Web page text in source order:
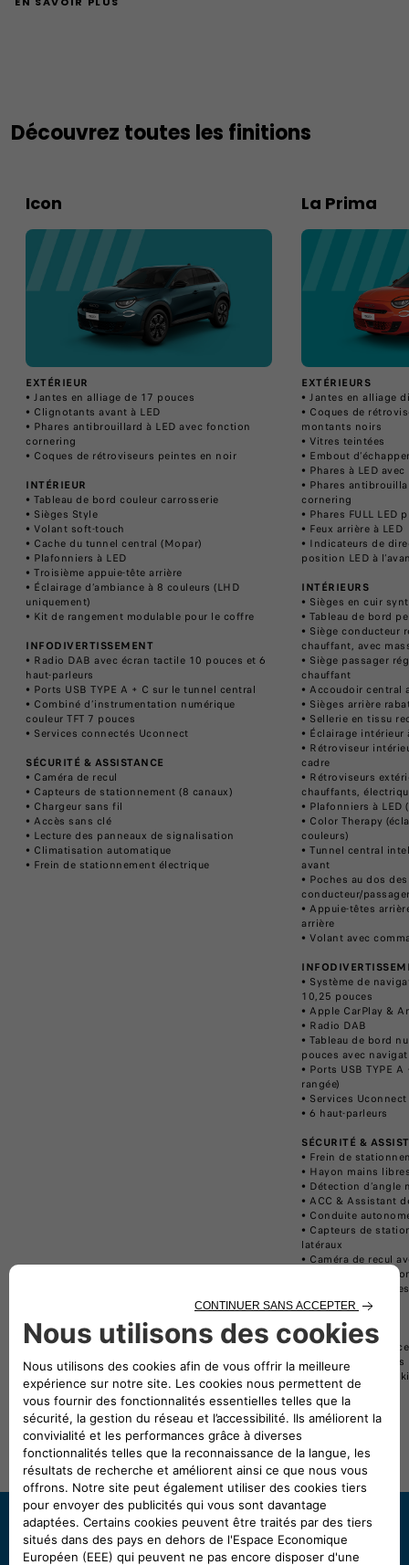
Découvrez toutes les finitions
Icon
EXTÉRIEUR
• Jantes en alliage de 17 pouces
• Clignotants avant à LED
• Phares antibrouillard à LED avec fonction
cornering
• Coques de rétroviseurs peintes en noir
INTÉRIEUR
• ​Tableau de bord couleur carrosserie
• ​Sièges Style
• Volant soft-touch
• Cache du tunnel central (Mopar)
• Plafonniers à LED​
• ​Troisième appuie-tête arrière
• Éclairage d’ambiance à 8 couleurs (LHD
uniquement)
• Kit de rangement modulable pour le coffre
INFODIVERTISSEMENT
• Radio DAB avec écran tactile 10 pouces et 6
haut-parleurs
• ​Ports USB TYPE A + C sur le tunnel central
• ​Combiné d’instrumentation numérique
couleur TFT 7 pouces
• Services connectés Uconnect
​SÉCURITÉ & ASSISTANCE
• Caméra de recul
• Capteurs de stationnement (8 canaux)
• Chargeur sans fil ​
• Accès sans clé
• ​Lecture des panneaux de signalisation
• Climatisation automatique
• Frein de stationnement électrique
La Prima
EXTÉRIEURS
• ​Jantes en alliage
• Coques de
montants noirs
• Vitres teintées
• Embout
• Phares à LED
• Phares
cornering
• Phares FULL LED
• Feux arrière à LED
• Indicateurs de
position LED à
INTÉRIEURS
• Sièges en cuir
• Tableau de bord
• Siège conducteur
chauffant, avec
• Siège passager
chauffant
• Accoudoir central
• Sièges arrière
• Sellerie en tissu
• Éclairage intérieur
• Rétroviseur
cadre
• Rétroviseurs
chauffants,
• Plafonniers à LED
• Color Therapy
couleurs)
• Tunnel central
avant
• Poches au dos
conducteur/
• Appuie-têtes
arrière
• Volant avec
• Système de
10,25 pouces
• Apple CarPlay &
• Radio DAB
• Tableau de bord
pouces avec
• Ports USB TYPE
rangée)
• Services
• 6 haut-parleurs
​SÉCURITÉ &
• Frein de
• Hayon mains
• Détection d’angle
• ACC & Assistant
• Conduite
• Capteurs de
latéraux
• Caméra de recul
• Feux de route
• Information sur
signalisation
• Keyless GO
• Freinage
usagers vulnérables
• Préparation pour
Besoin d'aide ?